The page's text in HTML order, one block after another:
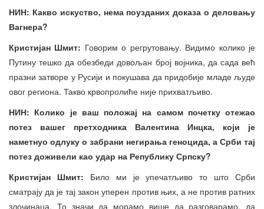
НИН: Какво искуство, нема поузданих доказа о деловању
Вагнера?
Кристијан Шмит: Говорим о регрутовању. Видимо колико је
Путину тешко да обезбеди довољан број војника, да сада већ
празни затворе у Русији и покушава да придобије младе људе
овог региона. Такво крвопролиће није прихватљиво.
НИН: Колико је ваш положај на самом почетку отежао
потез вашег претходника Валентина Инцка, који је
наметнуо одлуку о забрани негирања геноцида, а Срби тај
потез доживели као удар на Републику Српску?
Кристијан Шмит: Било ми је упечатљиво то што Срби
сматрају да је тај закон уперен против њих, а не против ратних
злочинаца. То значи да морамо више да разговарамо, да